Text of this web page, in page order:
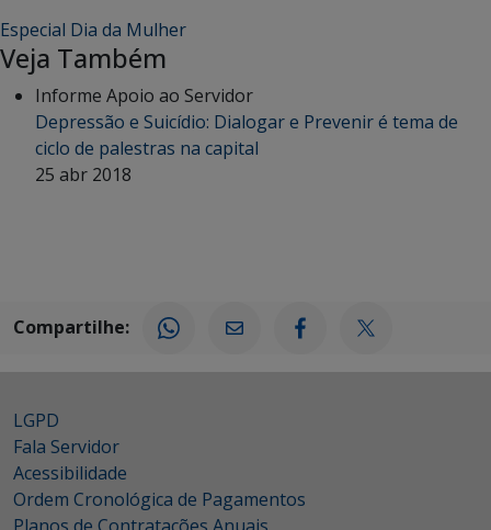
Especial Dia da Mulher
Veja Também
Informe Apoio ao Servidor
Depressão e Suicídio: Dialogar e Prevenir é tema de
ciclo de palestras na capital
25 abr 2018
Compartilhe:
LGPD
Fala Servidor
Acessibilidade
Ordem Cronológica de Pagamentos